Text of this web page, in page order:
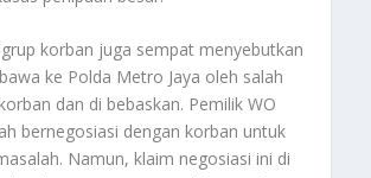
korban juga sempat menyebutkan
ke Polda Metro Jaya oleh salah
dan di bebaskan. Pemilik WO
bernegosiasi dengan korban untuk
Namun, klaim negosiasi ini di